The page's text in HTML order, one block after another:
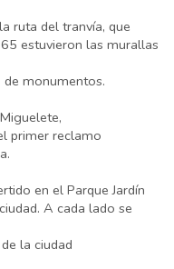
ruta del tranvía, que
estuvieron las murallas
monumentos.
primer reclamo
en el Parque Jardín
A cada lado se
la ciudad